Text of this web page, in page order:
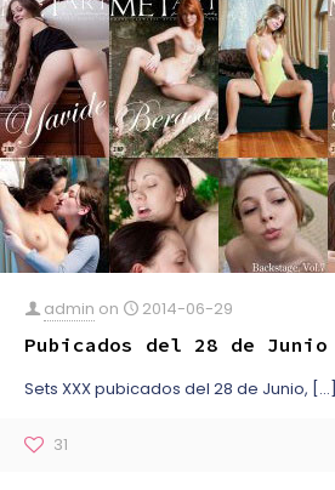
admin on 2014-06-29
Pubicados del 28 de Junio
Sets XXX pubicados del 28 de Junio, […]
31